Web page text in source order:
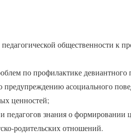
общественности к
по профилактике девиантного
предупреждению асоциального
ценностей;
педагогов знания о формировании
отношений.